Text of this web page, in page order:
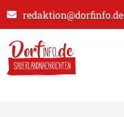
redaktion@dorfinfo.de